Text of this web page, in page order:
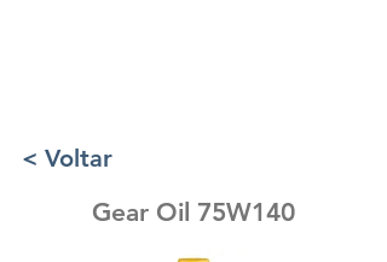
< Voltar
Gear Oil 75W140